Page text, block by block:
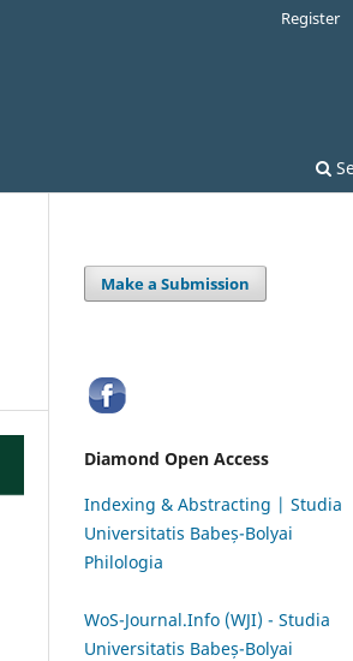
Register
Make a Submission
Diamond Open Access
Indexing & Abstracting | Studia
Universitatis Babeș-Bolyai
Philologia
WoS-Journal.Info (WJI) - Studia
Universitatis Babeș-Bolyai